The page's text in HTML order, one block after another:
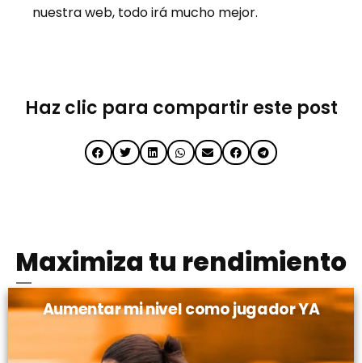
nuestra web, todo irá mucho mejor.
Haz clic para compartir este post
Maximiza tu rendimiento
Aumentar mi nivel como jugador YA